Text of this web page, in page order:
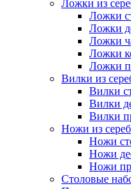
Ложки из
Ложки
Ложки
Ложки
Ложки
Ложки
Вилки из
Вилки
Вилки
Вилки
Ножи из
Ножи
Ножи
Ножи
Столовые